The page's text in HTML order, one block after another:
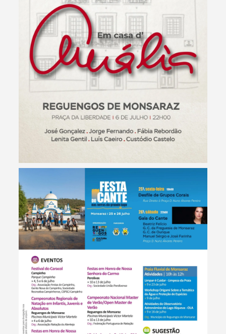
Categorias gerais
Filtros